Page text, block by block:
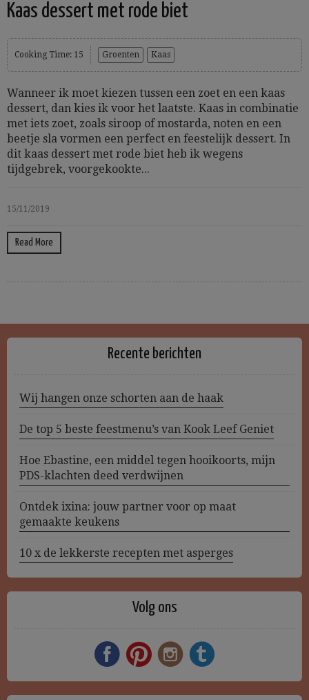
Kaas dessert met rode biet
Cooking Time: 15 Groenten Kaas
Wanneer ik moet kiezen tussen een zoet en een kaas
dessert, dan kies ik voor het laatste. Kaas in combinatie
met iets zoet, zoals siroop of mostarda, noten en een
beetje sla vormen een perfect en feestelijk dessert. In
dit kaas dessert met rode biet heb ik wegens
tijdgebrek, voorgekookte...
15/11/2019
Read More
Recente berichten
Wij hangen onze schorten aan de haak
De top 5 beste feestmenu’s van Kook Leef Geniet
Hoe Ebastine, een middel tegen hooikoorts, mijn
PDS-klachten deed verdwijnen
Ontdek ixina: jouw partner voor op maat
gemaakte keukens
10 x de lekkerste recepten met asperges
Volg ons